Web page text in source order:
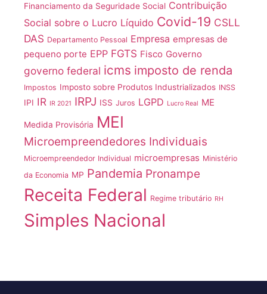
Financiamento da Seguridade Social Contribuição
Social sobre o Lucro Líquido Covid-19 CSLL
DAS Departamento Pessoal Empresa empresas de
pequeno porte EPP FGTS Fisco Governo
governo federal icms imposto de renda
Impostos Imposto sobre Produtos Industrializados INSS
IPI IR IR 2021 IRPJ ISS Juros LGPD Lucro Real ME
Medida Provisória MEI
Microempreendedores Individuais
Microempreendedor Individual microempresas Ministério
da Economia MP Pandemia Pronampe
Receita Federal Regime tributário RH
Simples Nacional